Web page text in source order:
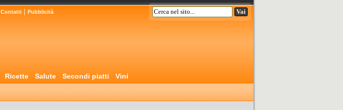
Contatti | Pubblicità
Ricette Salute Secondi piatti
Vini